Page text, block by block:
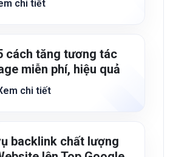
chi tiết
cách tăng tương tác
miễn phí, hiệu quả
chi tiết
backlink chất lượng